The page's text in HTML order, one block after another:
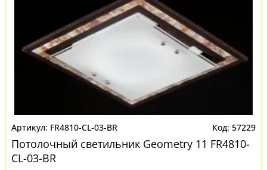
FR4810-CL-03-BR 57229
Потолочный светильник Geometry 11 FR4810-
CL-03-BR